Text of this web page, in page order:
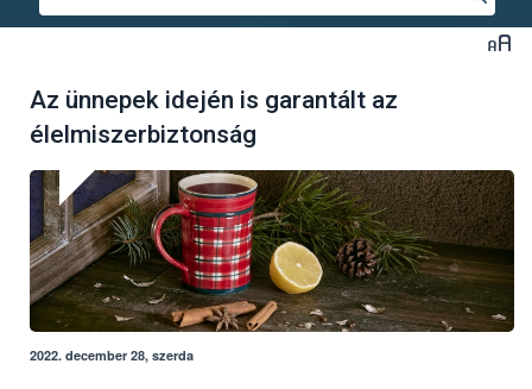
Az ünnepek idején is garantált az
élelmiszerbiztonság
2022. december 28, szerda